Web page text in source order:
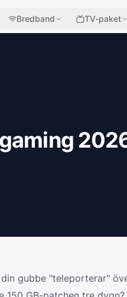
Bredband TV-paket
gubbe "teleporterar"